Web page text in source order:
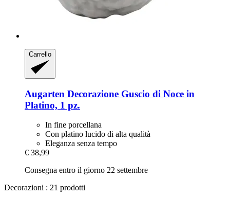
Carrello
Augarten Decorazione Guscio di Noce in
Platino, 1 pz.
In fine porcellana
Con platino lucido di alta qualità
Eleganza senza tempo
€ 38,99
Consegna entro il giorno 22 settembre
Decorazioni : 21 prodotti